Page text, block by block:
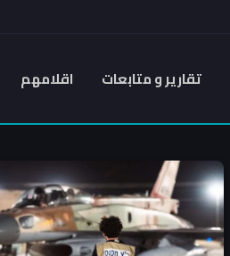
تقارير و متابعات اقلامهم